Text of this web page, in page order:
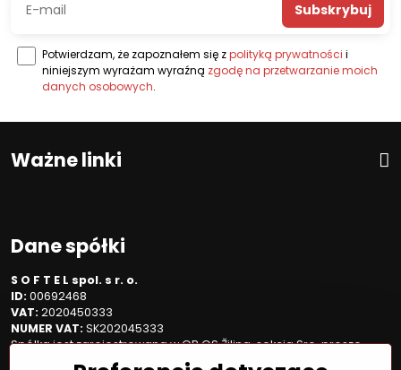
Subskrybuj
Potwierdzam, że zapoznałem się zpolityką prywatności i
niniejszym wyrażam wyraźną zgodę na przetwarzanie moich
danych osobowych.
Ważne linki
Dane spółki
S O F T E L spol. s r. o.
ID: 00692468
VAT: 2020450333
NUMER VAT: SK202045333
Spółka jest zarejestrowana w OR OS Žilina, sekcja Sro, proszę
wstawić numer: 6/L